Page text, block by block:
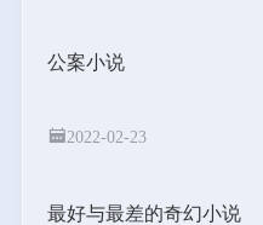
公案小说
2022-02-23
最好与最差的奇幻小说